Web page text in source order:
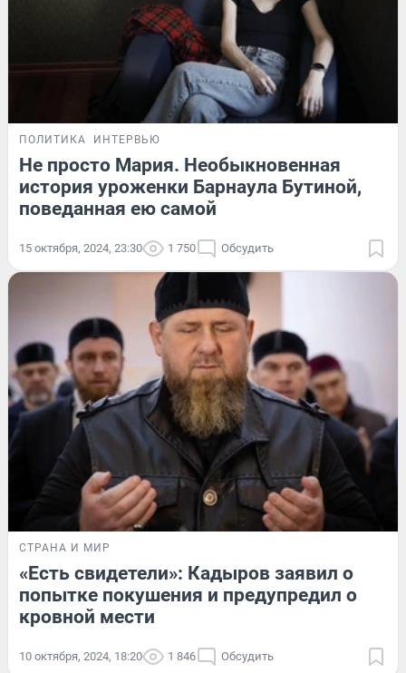
ПОЛИТИКА ИНТЕРВЬЮ
Не просто Мария. Необыкновенная
история уроженки Барнаула Бутиной,
поведанная ею самой
15 октября, 2024, 23:30 1 750 Обсудить
СТРАНА И МИР
«Есть свидетели»: Кадыров заявил о
попытке покушения и предупредил о
кровной мести
10 октября, 2024, 18:20 1 846 Обсудить